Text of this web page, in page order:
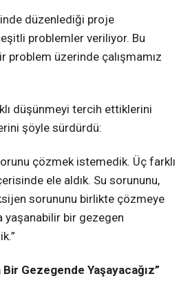
düzenlediği proje
problemler veriliyor. Bu
problem üzerinde çalışmamız
düşünmeyi tercih ettiklerini
şöyle sürdürdü:
çözmek istemedik. Üç farklı
ele aldık. Su sorununu,
sorununu birlikte çözmeye
yaşanabilir bir gezegen
Gezegende Yaşayacağız”